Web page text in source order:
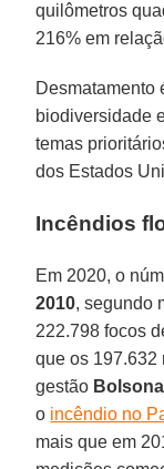
quilômetros
216% em
Desmatamento
biodiversidade
temas
dos Estados
Incêndios
Em 2020, o
2010, segundo
222.798 focos
que os 197.632
gestão
o incêndio no
mais que em